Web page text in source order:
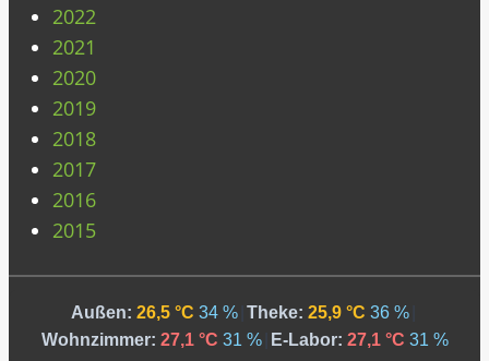
2022
2021
2020
2019
2018
2017
2016
2015
Außen: 26,5 °C 34 % Theke: 25,9 °C 36 %
Wohnzimmer: 27,1 °C 31 % E-Labor: 27,1 °C 31 %